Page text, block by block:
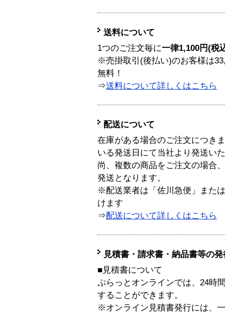
送料について
1つのご注文毎に一律1,100円(税
※売掛取引(後払い)のお客様は
無料！
⇒送料について詳しくはこちら
配送について
在庫がある場合のご注文につき
いる発送日にて当社より発送い
尚、複数の商品をご注文の場合
発送となります。
※配送業者は「佐川急便」また
けます
⇒配送について詳しくはこちら
見積書・請求書・納品書等の
■見積書について
ぷらっとオンラインでは、24時
することができます。
※オンライン見積書発行には、